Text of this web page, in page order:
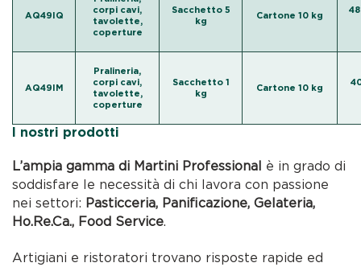
AQ49IQ
corpi cavi,
tavolette,
coperture
AQ49IM
Pralineria,
corpi cavi,
tavolette,
coperture
Sacchetto 5
kg
Cartone 10 kg
Sacchetto 1
kg
Cartone 10 kg
I nostri prodotti
L’ampia gamma di Martini Professional è in grado di
soddisfare le necessità di chi lavora con passione
nei settori: Pasticceria, Panificazione, Gelateria,
Ho.Re.Ca., Food Service.
Artigiani e ristoratori trovano risposte rapide ed